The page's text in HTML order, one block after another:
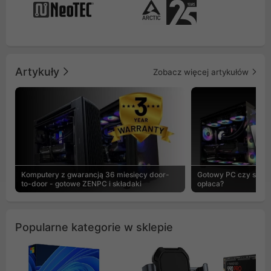
Artykuły Zobacz więcej artykułów
Komputery z gwarancją 36 miesięcy door-
to-door - gotowe ZENPC i składaki
Gotowy PC czy
opłaca?
Popularne kategorie w sklepie